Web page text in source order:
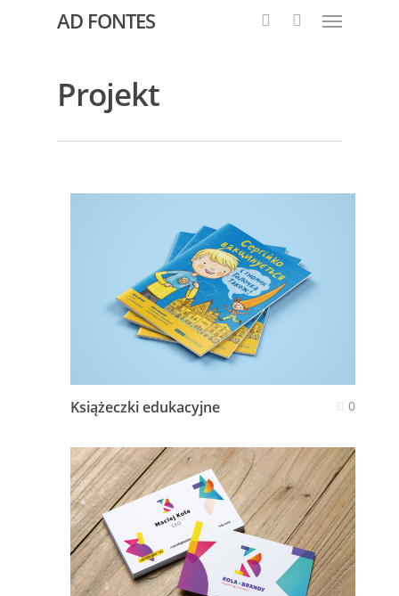
AD FONTES
Projekt
Książeczki edukacyjne 0